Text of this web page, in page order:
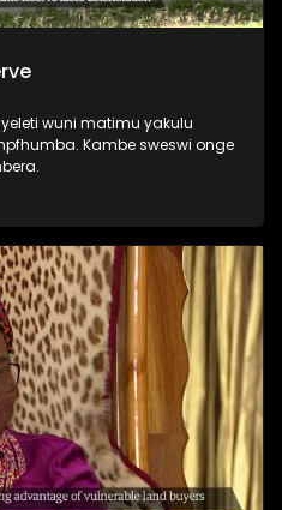
wuni matimu yakulu
Kambe sweswi onge